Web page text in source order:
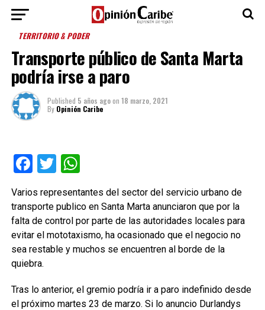
TERRITORIO & PODER
Transporte público de Santa Marta
podría irse a paro
Published 5 años agoon 18 marzo, 2021
By Opinión Caribe
Facebook
TwitterWhatsApp
Varios representantes del sector del servicio urbano de
transporte publico en Santa Marta anunciaron que por la
falta de control por parte de las autoridades locales para
evitar el mototaxismo, ha ocasionado que el negocio no
sea restable y muchos se encuentren al borde de la
quiebra.
Tras lo anterior, el gremio podría ir a paro indefinido desde
el próximo martes 23 de marzo. Si lo anuncio Durlandys